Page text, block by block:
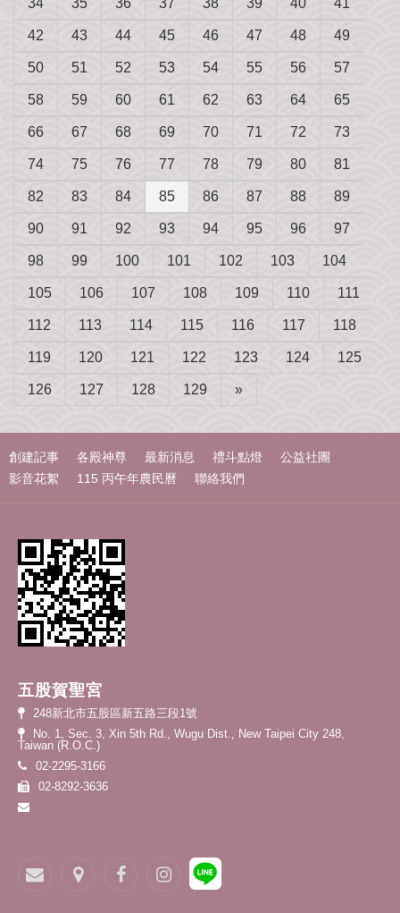
34 35 36 37 38 39 40 41
42 43 44 45 46 47 48 49
50 51 52 53 54 55 56 57
58 59 60 61 62 63 64 65
66 67 68 69 70 71 72 73
74 75 76 77 78 79 80 81
82 83 84 85 86 87 88 89
90 91 92 93 94 95 96 97
98 99 100 101 102 103 104
105 106 107 108 109 110 111
112 113 114 115 116 117 118
119 120 121 122 123 124 125
126 127 128 129 »
創建記事 各殿神尊 最新消息 禮斗點燈
公益社團
影音花絮
115 丙午年農民曆 聯絡我們
五股賀聖宮
248新北市五股區新五路三段1號
No. 1, Sec. 3, Xin 5th Rd., Wugu Dist., New Taipei City 248,
Taiwan (R.O.C.)
02-2295-3166
02-8292-3636